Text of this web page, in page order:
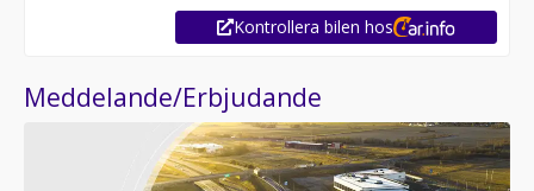
Kontrollera bilen hos
Meddelande/Erbjudande